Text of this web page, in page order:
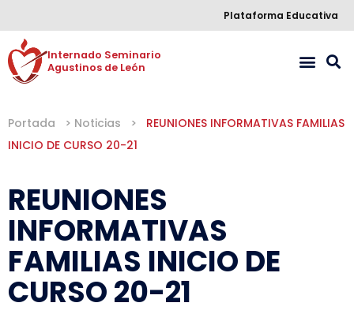
Plataforma Educativa
Internado Seminario
Agustinos de León
Portada > Noticias >
REUNIONES INFORMATIVAS FAMILIAS
INICIO DE CURSO 20-21
REUNIONES
INFORMATIVAS
FAMILIAS INICIO DE
CURSO 20-21